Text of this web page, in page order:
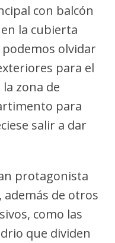
con balcón
la cubierta
olvidar
para el
zona de
para
salir a dar
protagonista
de otros
como las
que dividen